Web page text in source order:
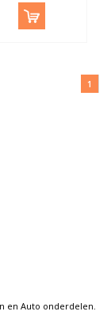
1
en Auto onderdelen.